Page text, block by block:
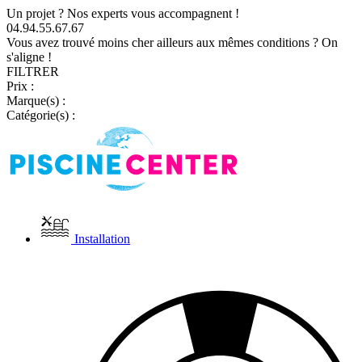
Un projet ? Nos experts vous accompagnent !
04.94.55.67.67
Vous avez trouvé moins cher ailleurs aux mêmes conditions ? On
s'aligne !
FILTRER
Prix :
Marque(s) :
Catégorie(s) :
Installation